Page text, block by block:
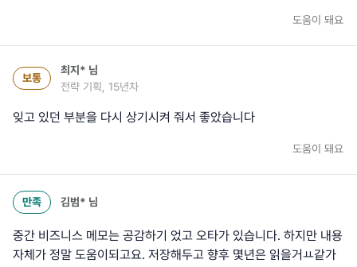
도움이 돼요
보통
최지* 님
전략 기획, 15년차
잊고 있던 부분을 다시 상기시켜 줘서 좋았습니다
도움이 돼요
만족 김범* 님
중간 비즈니스 메모는 공감하기 었고 오타가 있습니다. 하지만 내용
자체가 정말 도움이되고요. 저장해두고 향후 몇년은 읽을거ㅛ같가